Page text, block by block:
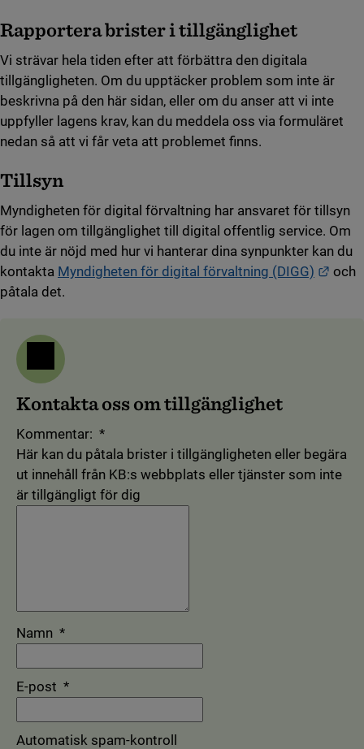
Rapportera brister i tillgänglighet
Vi strävar hela tiden efter att förbättra den digitala
tillgängligheten. Om du upptäcker problem som inte är
beskrivna på den här sidan, eller om du anser att vi inte
uppfyller lagens krav, kan du meddela oss via formuläret
nedan så att vi får veta att problemet finns.
Tillsyn
Myndigheten för digital förvaltning har ansvaret för tillsyn
för lagen om tillgänglighet till digital offentlig service. Om
du inte är nöjd med hur vi hanterar dina synpunkter kan du
kontakta Myndigheten för digital förvaltning (DIGG)
och
påtala det.
Kontakta oss om tillgänglighet
Kommentar: *(obligatorisk)
Här kan du påtala brister i tillgängligheten eller begära
ut innehåll från KB:s webbplats eller tjänster som inte
är tillgängligt för dig
Namn *(obligatorisk)
E-post *(obligatorisk)
Automatisk spam-kontroll